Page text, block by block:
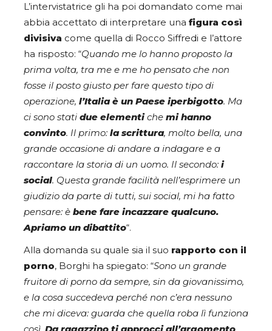
L’intervistatrice gli ha poi domandato come mai
abbia accettato di interpretare una figura così
divisiva come quella di Rocco Siffredi e l’attore
ha risposto: “Quando me lo hanno proposto la
prima volta, tra me e me ho pensato che non
fosse il posto giusto per fare questo tipo di
operazione, l’Italia è un Paese iperbigotto. Ma
ci sono stati due elementiche mi hanno
convinto. Il primo: la scrittura, molto bella, una
grande occasione di andare a indagare e a
raccontare la storia di un uomo. Il secondo: i
social. Questa grande facilità nell’esprimere un
giudizio da parte di tutti, sui social, mi ha fatto
pensare: è bene fare incazzare qualcuno.
Apriamo un dibattito“.
Alla domanda su quale sia il suo rapporto con il
porno, Borghi ha spiegato: “Sono un grande
fruitore di porno da sempre, sin da giovanissimo,
e la cosa succedeva perché non c’era nessuno
che mi diceva: guarda che quella roba lì funziona